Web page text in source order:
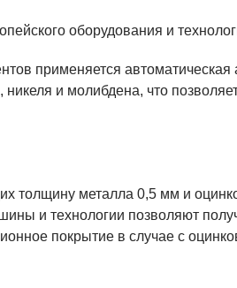
оборудования и
применяется автоматическая
и молибдена, что
металла 0,5 мм и
и технологии позволяют
покрытие в случае с